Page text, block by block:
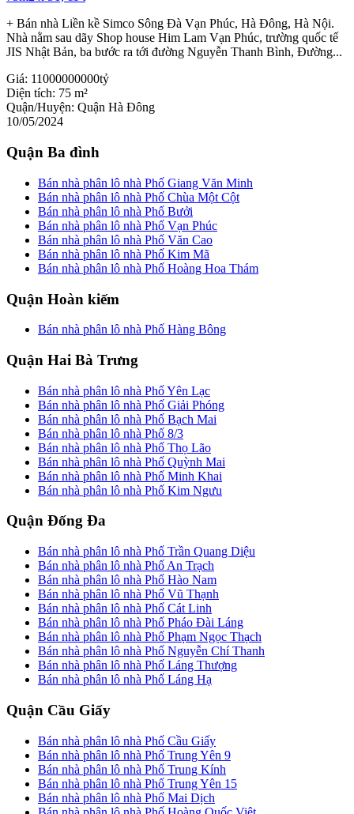
+ Bán nhà Liền kề Simco Sông Đà Vạn Phúc, Hà Đông, Hà Nội.
Nhà nằm sau dãy Shop house Him Lam Vạn Phúc, trường quốc tế
JIS Nhật Bản, ba bước ra tới đường Nguyễn Thanh Bình, Đường...
Giá: 11000000000tỷ
Diện tích: 75 m²
Quận/Huyện: Quận Hà Đông
10/05/2024
Quận Ba đình
Bán nhà phân lô nhà Phố Giang Văn Minh
Bán nhà phân lô nhà Phố Chùa Một Cột
Bán nhà phân lô nhà Phố Bưởi
Bán nhà phân lô nhà Phố Vạn Phúc
Bán nhà phân lô nhà Phố Văn Cao
Bán nhà phân lô nhà Phố Kim Mã
Bán nhà phân lô nhà Phố Hoàng Hoa Thám
Quận Hoàn kiếm
Bán nhà phân lô nhà Phố Hàng Bông
Quận Hai Bà Trưng
Bán nhà phân lô nhà Phố Yên Lạc
Bán nhà phân lô nhà Phố Giải Phóng
Bán nhà phân lô nhà Phố Bạch Mai
Bán nhà phân lô nhà Phố 8/3
Bán nhà phân lô nhà Phố Thọ Lão
Bán nhà phân lô nhà Phố Quỳnh Mai
Bán nhà phân lô nhà Phố Minh Khai
Bán nhà phân lô nhà Phố Kim Ngưu
Quận Đống Đa
Bán nhà phân lô nhà Phố Trần Quang Diệu
Bán nhà phân lô nhà Phố An Trạch
Bán nhà phân lô nhà Phố Hào Nam
Bán nhà phân lô nhà Phố Vũ Thạnh
Bán nhà phân lô nhà Phố Cát Linh
Bán nhà phân lô nhà Phố Pháo Đài Láng
Bán nhà phân lô nhà Phố Phạm Ngọc Thạch
Bán nhà phân lô nhà Phố Nguyễn Chí Thanh
Bán nhà phân lô nhà Phố Láng Thượng
Bán nhà phân lô nhà Phố Láng Hạ
Quận Cầu Giấy
Bán nhà phân lô nhà Phố Cầu Giấy
Bán nhà phân lô nhà Phố Trung Yên 9
Bán nhà phân lô nhà Phố Trung Kính
Bán nhà phân lô nhà Phố Trung Yên 15
Bán nhà phân lô nhà Phố Mai Dịch